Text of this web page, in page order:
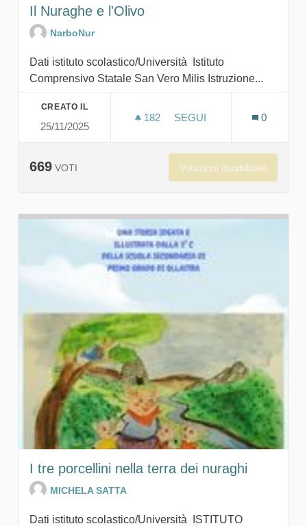
Il Nuraghe e l'Olivo
NarboNur
Dati istituto scolastico/Università Istituto
Comprensivo Statale San Vero Milis Istruzione...
CREATO IL
25/11/2025
182 182 SOSTENITORI
SEGUI
0
669 VOTI Votazioni disabilitate
I tre porcellini nella terra dei nuraghi
MICHELA SATTA
Dati istituto scolastico/Università ISTITUTO